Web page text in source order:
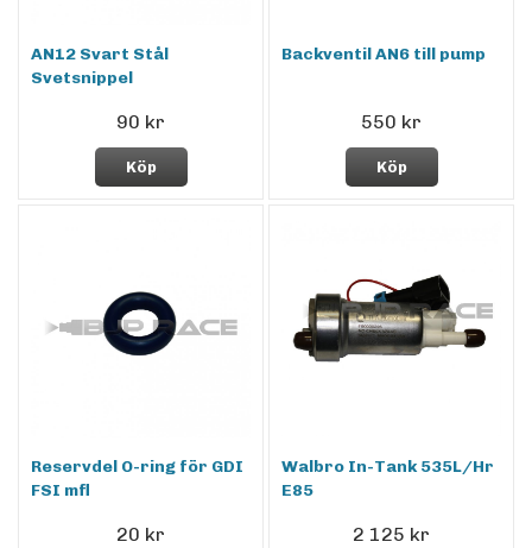
AN12 Svart Stål
Svetsnippel
90 kr
Köp
Backventil AN6 till pump
550 kr
Köp
Reservdel O-ring för GDI
FSI mfl
20 kr
Walbro In-Tank 535L/Hr
E85
2 125 kr